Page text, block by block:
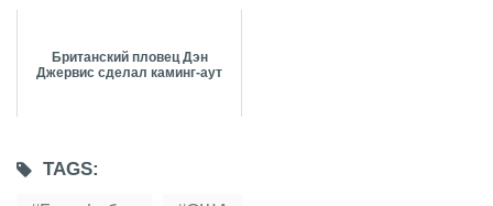
Британский пловец Дэн
Джервис сделал каминг-аут
TAGS: